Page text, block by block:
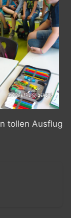
tollen Ausflug